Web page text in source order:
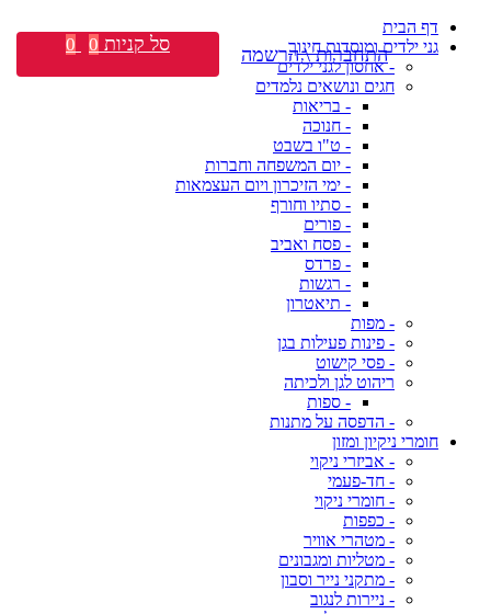
דף הבית
גני ילדים ומוסדות חינוך
- אחסון לגני ילדים
חגים ונושאים נלמדים
- בריאות
- חנוכה
- ט"ו בשבט
- יום המשפחה וחברות
- ימי הזיכרון ויום העצמאות
- סתיו וחורף
- פורים
- פסח ואביב
- פרדס
- רגשות
- תיאטרון
- מפות
- פינות פעילות בגן
- פסי קישוט
ריהוט לגן ולכיתה
- ספות
- הדפסה על מתנות
חומרי ניקיון ומזון
- אביזרי ניקוי
- חד-פעמי
- חומרי ניקוי
- כפפות
- מטהרי אוויר
- מטליות ומגבונים
- מתקני נייר וסבון
- ניירות לנגוב
התחברות \ הרשמה סל קניות 0
0